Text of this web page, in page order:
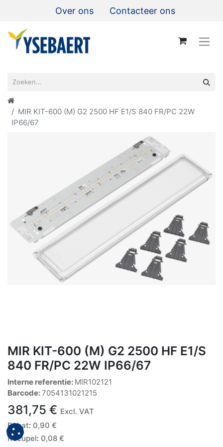
Over ons Contacteer ons
MIR KIT-600 (M) G2 2500 HF E1/S 840 FR/PC 22W
IP66/67
MIR KIT-600 (M) G2 2500 HF E1/S
840 FR/PC 22W IP66/67
Interne referentie: MIR102121
Barcode:7054131021215
381,75 € Excl. VAT
Bebat: 0,90 €
Recupel: 0,08 €